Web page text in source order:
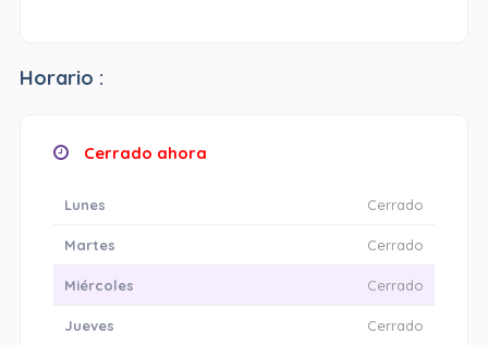
Horario :
Cerrado ahora
Lunes Cerrado
Martes Cerrado
Miércoles Cerrado
Jueves Cerrado